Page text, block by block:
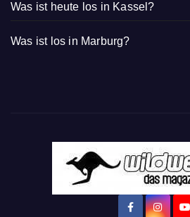
Was ist heute los in Kassel?
Was ist los in Marburg?